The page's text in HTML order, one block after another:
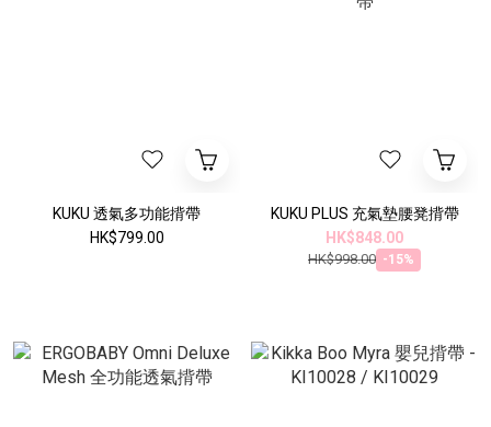
KUKU 透氣多功能揹帶
HK$799.00
KUKU PLUS 充氣墊腰凳揹帶
HK$848.00
HK$998.00 -15%